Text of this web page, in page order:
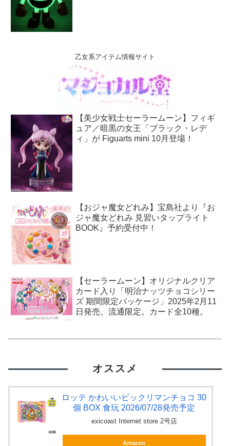
乙女系アイテム情報サイト
【美少女戦士セーラームーン】フィギ
ュア／暗黒の女王「ブラック・レデ
ィ」が Figuarts mini 10月登場！
【おジャ魔女どれみ】宝島社より『お
ジャ魔女どれみ 見習いタップライト
BOOK』予約受付中！
【セーラームーン】オリジナルクリア
カード入り「明治ナッツチョコシリー
ズ 期間限定パッケージ」2025年2月11
日発売。流通限定。カード全10種。
オススメ
ロッテ かわいいビックリマンチョコ 30
個 BOX 食玩 2026/07/28発売予定
exicoast Internet store 2号店
Amazon